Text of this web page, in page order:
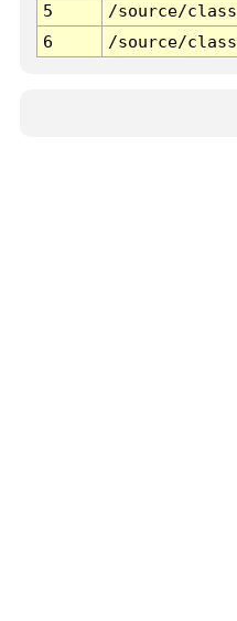
5
/source/
6
/source/